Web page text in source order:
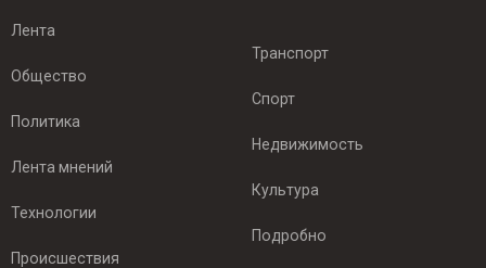
Лента
Общество
Политика
Лента мнений
Технологии
Происшествия
Транспорт
Спорт
Недвижимость
Культура
Подробно